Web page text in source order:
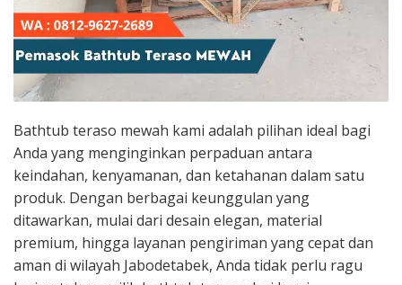
Bathtub teraso mewah kami adalah pilihan ideal bagi
Anda yang menginginkan perpaduan antara
keindahan, kenyamanan, dan ketahanan dalam satu
produk. Dengan berbagai keunggulan yang
ditawarkan, mulai dari desain elegan, material
premium, hingga layanan pengiriman yang cepat dan
aman di wilayah Jabodetabek, Anda tidak perlu ragu